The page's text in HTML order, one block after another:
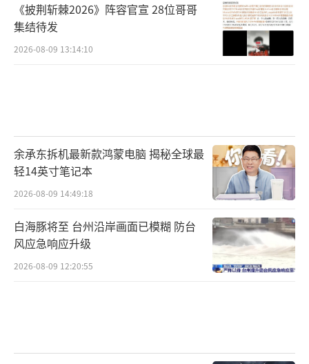
《披荆斩棘2026》阵容官宣 28位哥哥
集结待发
2026-08-09 13:14:10
余承东拆机最新款鸿蒙电脑 揭秘全球最
轻14英寸笔记本
2026-08-09 14:49:18
白海豚将至 台州沿岸画面已模糊 防台
风应急响应升级
2026-08-09 12:20:55